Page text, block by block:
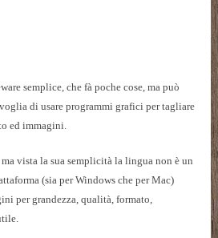
semplice, che fà poche cose, ma può
di usare programmi grafici per tagliare
ed immagini.
vista la sua semplicità la lingua non è un
(sia per Windows che per Mac)
per grandezza, qualità, formato,